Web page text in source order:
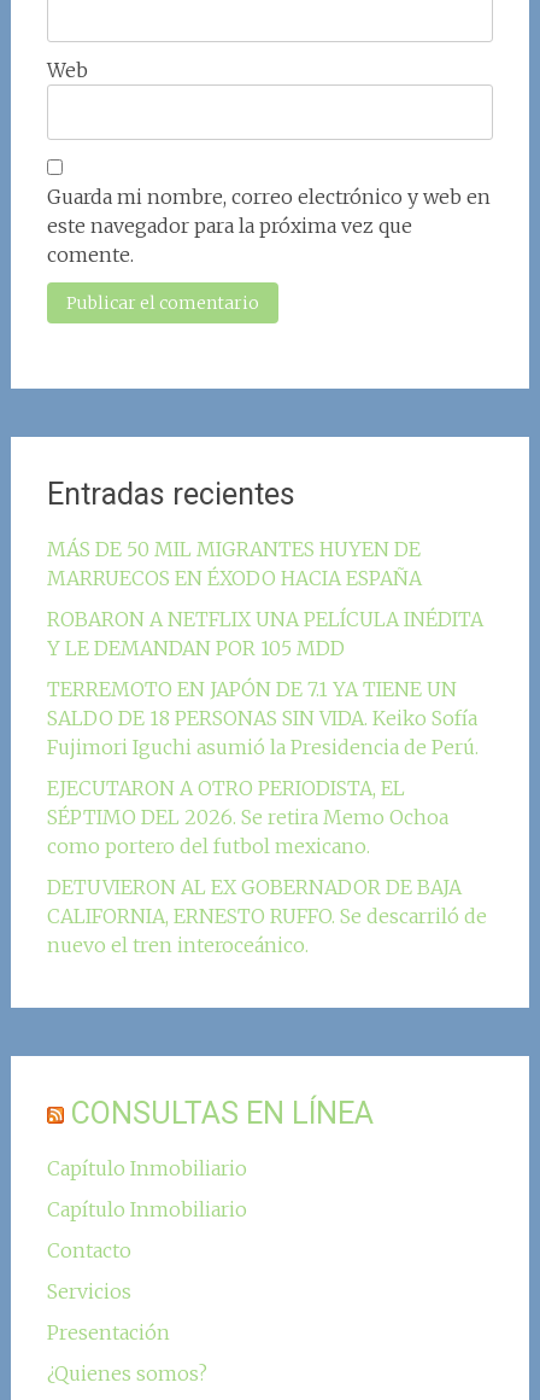
Web
Guarda mi nombre, correo electrónico y web en
este navegador para la próxima vez que
comente.
Entradas recientes
MÁS DE 50 MIL MIGRANTES HUYEN DE
MARRUECOS EN ÉXODO HACIA ESPAÑA
ROBARON A NETFLIX UNA PELÍCULA INÉDITA
Y LE DEMANDAN POR 105 MDD
TERREMOTO EN JAPÓN DE 7.1 YA TIENE UN
SALDO DE 18 PERSONAS SIN VIDA. Keiko Sofía
Fujimori Iguchi asumió la Presidencia de Perú.
EJECUTARON A OTRO PERIODISTA, EL
SÉPTIMO DEL 2026. Se retira Memo Ochoa
como portero del futbol mexicano.
DETUVIERON AL EX GOBERNADOR DE BAJA
CALIFORNIA, ERNESTO RUFFO. Se descarriló de
nuevo el tren interoceánico.
CONSULTAS EN LÍNEA
Capítulo Inmobiliario
Capítulo Inmobiliario
Contacto
Servicios
Presentación
¿Quienes somos?